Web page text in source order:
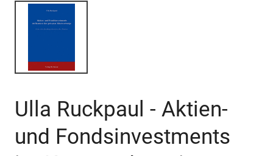
Ulla Ruckpaul - Aktien-
und Fondsinvestments